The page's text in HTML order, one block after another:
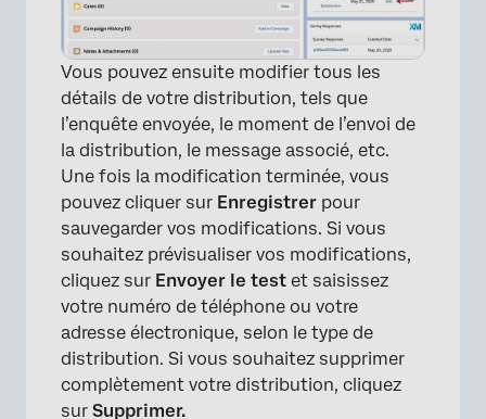
Vous pouvez ensuite modifier tous les
détails de votre distribution, tels que
l’enquête envoyée, le moment de l’envoi de
la distribution, le message associé, etc.
Une fois la modification terminée, vous
pouvez cliquer sur Enregistrer pour
sauvegarder vos modifications. Si vous
souhaitez prévisualiser vos modifications,
cliquez sur Envoyer le test et saisissez
votre numéro de téléphone ou votre
adresse électronique, selon le type de
distribution. Si vous souhaitez supprimer
complètement votre distribution, cliquez
sur Supprimer.